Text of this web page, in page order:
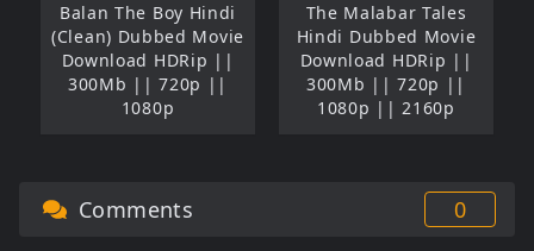
Balan The Boy Hindi
(Clean) Dubbed Movie
Download HDRip ||
300Mb || 720p ||
1080p
The Malabar Tales
Hindi Dubbed Movie
Download HDRip ||
300Mb || 720p ||
1080p || 2160p
Comments 0